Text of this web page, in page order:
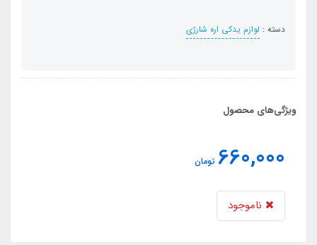
دسته : لوازم یدکی اره شارژی
ویژگی‌های محصول
660,000 تومان
ناموجود